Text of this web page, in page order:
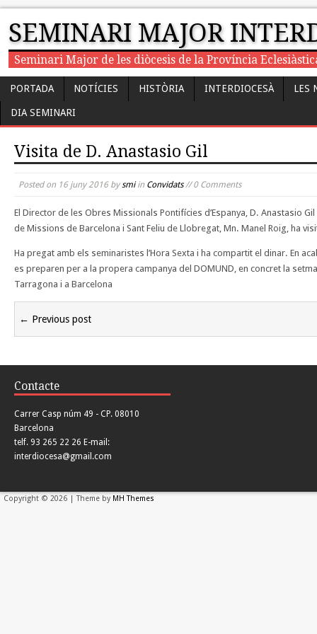
SEMINARI MAJOR
Seminari Major de les diòcesis de la Província
PORTADA NOTÍCIES HISTÒRIA INTERDIOCESÀ LES
DIA SEMINARI
Visita de D. Anastasio Gil
Posted on 16 juny 2016bysmiin Convidats// 0 Comments
El Director de les Obres Missionals Pontifícies d’Espanya, D. Anastasio
de Missions de Barcelona i Sant Feliu de Llobregat, Mn. Manel Roig, ha
Ha pregat amb els seminaristes l’Hora Sexta i ha compartit el dinar. En
es preparen per a la propera campanya del DOMUND, en concret la
Tarragona i a Barcelona
← Previous post
Contacte
Carrer Casp núm 49 - CP. 08010
Barcelona
telf. 93 265 22 26 E-mail:
interdiocesa@gmail.com
Copyright © 2026 | Theme by MH Themes